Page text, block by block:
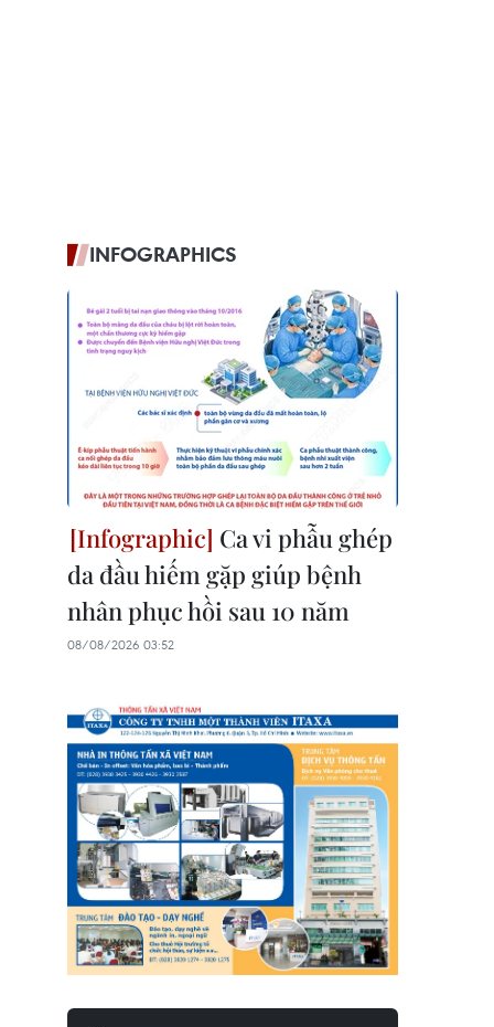
INFOGRAPHICS
Ca vi phẫu ghép
da đầu hiếm gặp giúp bệnh
nhân phục hồi sau 10 năm
08/08/2026 03:52